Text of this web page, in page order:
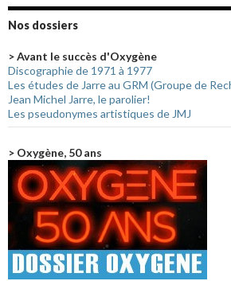
Nos dossiers
> Avant le succès d'Oxygène
Discographie de 1971 à 1977
Les études de Jarre au GRM (Groupe de
Jean Michel Jarre, le parolier!
Les pseudonymes artistiques de JMJ
> Oxygène, 50 ans